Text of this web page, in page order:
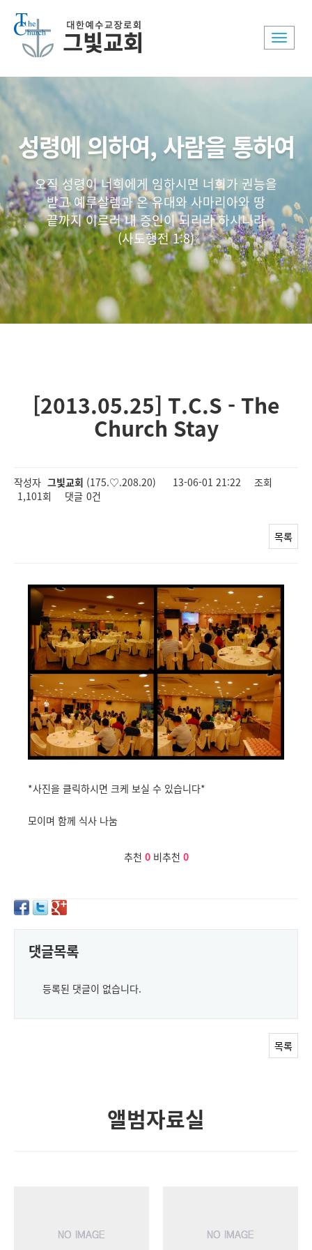
Toggle
성령에 의하여, 사람을 통하여
오직 성령이 너희에게 임하시면 너희가 권능을
받고 예루살렘과 온 유대와 사마리아와 땅
끝까지 이르러 내 증인이 되리라 하시니라
(사도행전 1:8)
[2013.05.25] T.C.S - The
Church Stay
작성자 그빛교회 (175.♡.208.20) 13-06-01 21:22
조회
1,101회
댓글 0건
목록
*사진을 클릭하시면 크케 보실 수 있습니다*
모이며 함께 식사 나눔
추천 0 비추천 0
댓글목록
등록된 댓글이 없습니다.
목록
앨범자료실